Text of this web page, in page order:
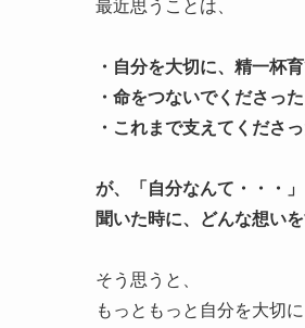
最近思うことは、
・自分を大切に、精一杯
・命をつないでくださっ
・これまで支えてくださ
が、「自分なんて・・・
聞いた時に、どんな想い
そう思うと、
もっともっと自分を大切